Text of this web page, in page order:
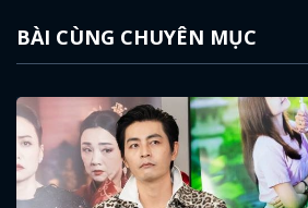
BÀI CÙNG CHUYÊN MỤC